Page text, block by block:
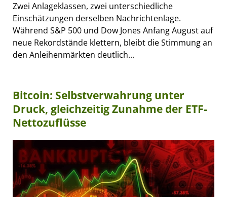
Zwei Anlageklassen, zwei unterschiedliche
Einschätzungen derselben Nachrichtenlage.
Während S&P 500 und Dow Jones Anfang August auf
neue Rekordstände klettern, bleibt die Stimmung an
den Anleihenmärkten deutlich...
Bitcoin: Selbstverwahrung unter
Druck, gleichzeitig Zunahme der ETF-
Nettozuflüsse